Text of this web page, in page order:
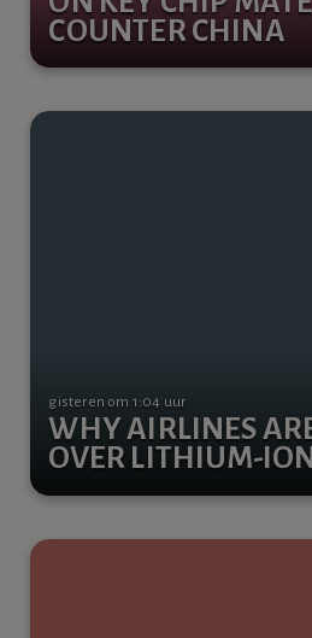
COUNTER CHINA
WHY AIRLINES
OVER LITHIUM-
gisteren om 1:04 uur